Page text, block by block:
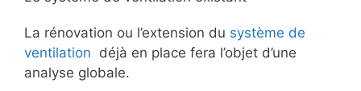
La rénovation ou l’extension du système de
ventilation déjà en place fera l’objet d’une
analyse globale.